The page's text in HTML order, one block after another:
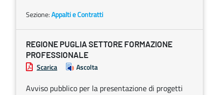
Sezione:Appalti e Contratti
REGIONE PUGLIA SETTORE FORMAZIONE
PROFESSIONALE
Scarica Ascolta
Avviso pubblico per la presentazione di progetti